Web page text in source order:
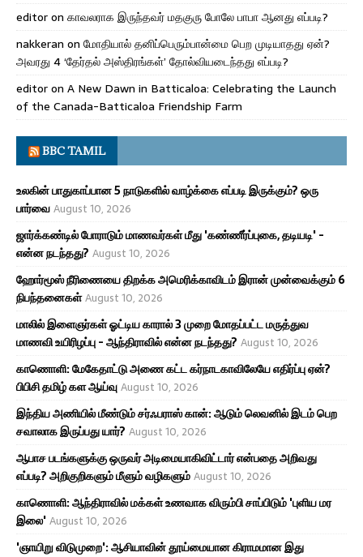
editoron காவலராக இருந்தவர் மதகுரு போலே பாபா ஆனது எப்படி?
nakkeran on மோதியால் தனிப்பெரும்பான்மை பெற முடியாதது ஏன்?
அவரது 4 ‘தேர்தல் அஸ்திரங்கள்’ தோல்வியடைந்தது எப்படி?
editoron A New Dawn in Batticaloa: Celebrating the Launch
of the Canada-Batticaloa Friendship Farm
BBC TAMIL
உலகின் பாதுகாப்பான 5 நாடுகளில் வாழ்க்கை எப்படி இருக்கும்? ஒரு
பார்வைAugust 10, 2026
ஜார்க்கண்டில் போராடும் மாணவர்கள் மீது 'கண்ணீர்ப்புகை, தடியடி' -
என்ன நடந்தது? August 10, 2026
ஹோர்மூஸ் நீரிணையை திறக்க அமெரிக்காவிடம் இரான் முன்வைக்கும் 6
நிபந்தனைகள்August 10, 2026
மாலில் இளைஞர்கள் ஓட்டிய காரால் 3 முறை மோதப்பட்ட மருத்துவ
மாணவி உயிரிழப்பு - ஆந்திராவில் என்ன நடந்தது? August 10, 2026
காணொளி: மேகேதாட்டு அணை கட்ட கர்நாடகாவிலேயே எதிர்ப்பு ஏன்?
பிபிசி தமிழ் கள ஆய்வுAugust 10, 2026
இந்திய அணியில் மீண்டும் சர்ஃபராஸ் கான்: ஆடும் லெவனில் இடம் பெற
சவாலாக இருப்பது யார்? August 10, 2026
ஆபாச படங்களுக்கு ஒருவர் அடிமையாகிவிட்டார் என்பதை அறிவது
எப்படி? அறிகுறிகளும் மீளும் வழிகளும்August 10, 2026
காணொளி: ஆந்திராவில் மக்கள் உணவாக விரும்பி சாப்பிடும் 'புளிய மர
இலை'August 10, 2026
'ஞாயிறு விடுமுறை': ஆசியாவின் தூய்மையான கிராமமான இது